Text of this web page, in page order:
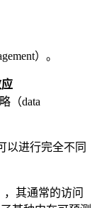
）。
（data
以进行完全不同
，其通常的访问